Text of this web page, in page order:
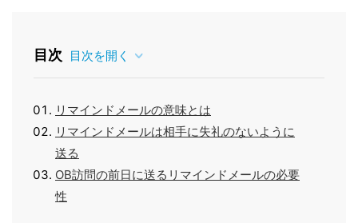
目次 目次を開く
リマインドメールの意味とは
リマインドメールは相手に失礼のないように
送る
OB訪問の前日に送るリマインドメールの必要
性